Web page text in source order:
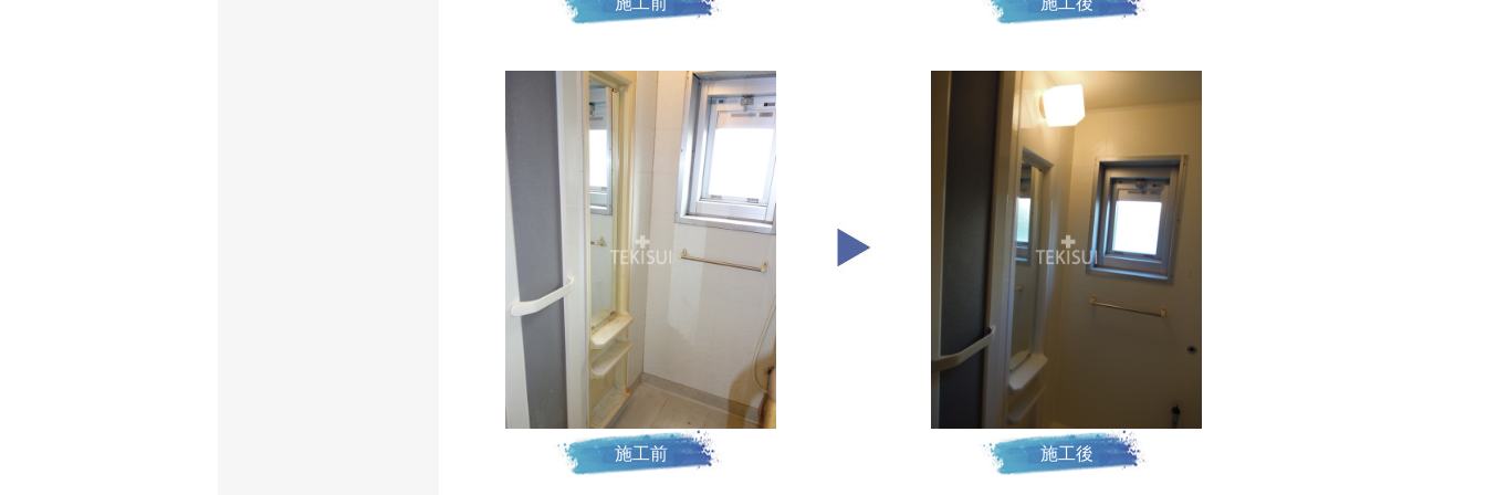
施工前 施工後